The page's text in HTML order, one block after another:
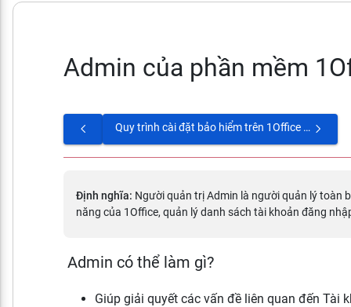
Admin của phần mềm
Quy trình cài đặt bảo hiểm trên 1Office bao gồm những bước nào?
Định nghĩa: Người quản trị Admin là người quản lý toàn
năng của 1Office, quản lý danh sách tài khoản đăng
Admin có thể làm gì?
Giúp giải quyết các vấn đề liên quan đến Tài